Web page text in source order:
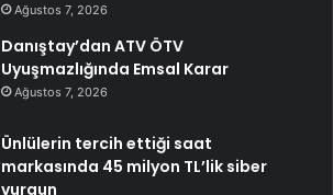
Ağustos 7, 2026
Danıştay’dan ATV ÖTV
Uyuşmazlığında Emsal Karar
Ağustos 7, 2026
Ünlülerin tercih ettiği saat
markasında 45 milyon TL’lik siber
vurgun